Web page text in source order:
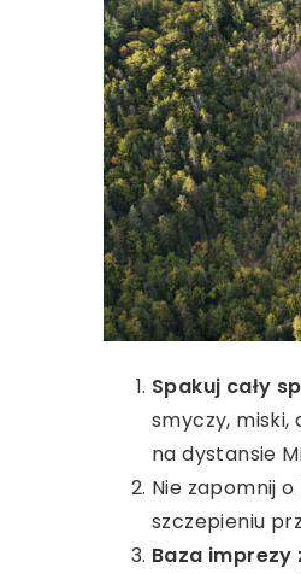
Spakuj cały
smyczy, miski,
na dystansie
Nie zapomnij o
szczepieniu
Baza